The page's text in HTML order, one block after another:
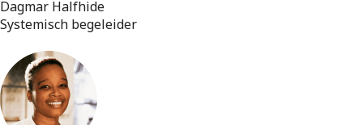
Dagmar Halfhide
Systemisch begeleider